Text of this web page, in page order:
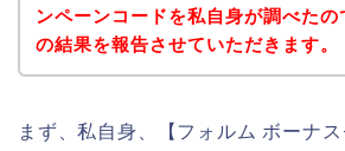
ンペーンコードを私自身が調べたの
の結果を報告させていただきます。
まず、私自身、【フォルム ボーナ